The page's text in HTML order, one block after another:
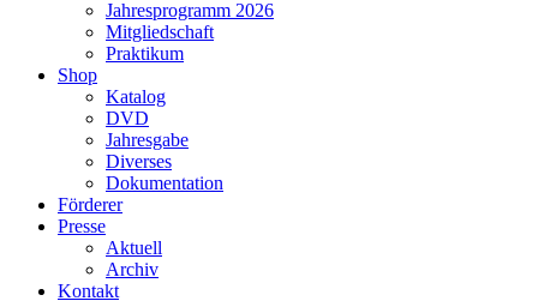
Jahresprogramm 2026
Mitgliedschaft
Praktikum
Shop
Katalog
DVD
Jahresgabe
Diverses
Dokumentation
Förderer
Presse
Aktuell
Archiv
Kontakt